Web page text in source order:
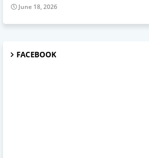
June 18, 2026
FACEBOOK